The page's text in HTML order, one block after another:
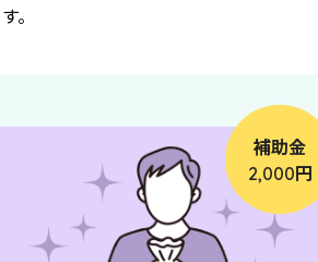
す。
補助金
2,000円